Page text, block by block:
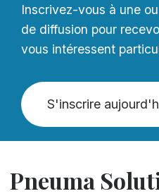
Inscrivez-vous à une
de diffusion pour
vous intéressent
S'inscrire
Pneuma